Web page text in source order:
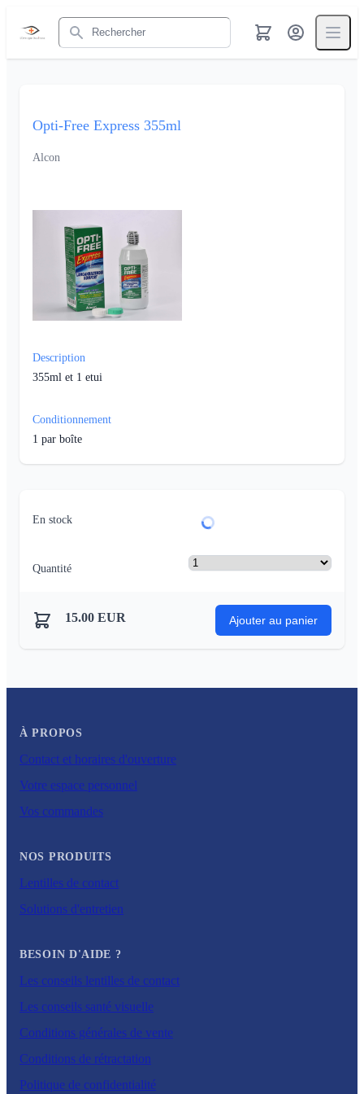
Rechercher
Opti-Free Express 355ml
Alcon
Description
355ml et 1 etui
Conditionnement
1 par boîte
En stock
Quantité
15.00 EUR Ajouter au panier
À PROPOS
Contact et horaires d'ouverture
Votre espace personnel
Vos commandes
NOS PRODUITS
Lentilles de contact
Solutions d'entretien
BESOIN D'AIDE ?
Les conseils lentilles de contact
Les conseils santé visuelle
Conditions générales de vente
Conditions de rétractation
Politique de confidentialité